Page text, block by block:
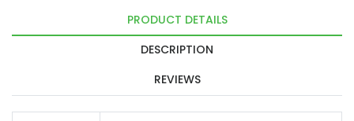
PRODUCT DETAILS
DESCRIPTION
REVIEWS